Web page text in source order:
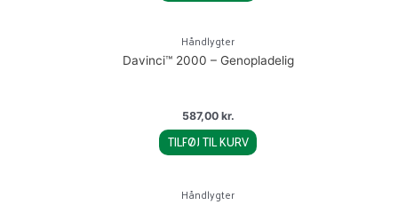
Håndlygter
Davinci™ 2000 – Genopladelig
587,00 kr.
TILFØJ TIL KURV
Håndlygter